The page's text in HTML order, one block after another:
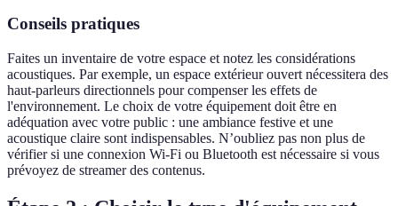
Conseils pratiques
Faites un inventaire de votre espace et notez les considérations
acoustiques. Par exemple, un espace extérieur ouvert nécessitera des
haut-parleurs directionnels pour compenser les effets de
l'environnement. Le choix de votre équipement doit être en
adéquation avec votre public : une ambiance festive et une
acoustique claire sont indispensables. N’oubliez pas non plus de
vérifier si une connexion Wi-Fi ou Bluetooth est nécessaire si vous
prévoyez de streamer des contenus.